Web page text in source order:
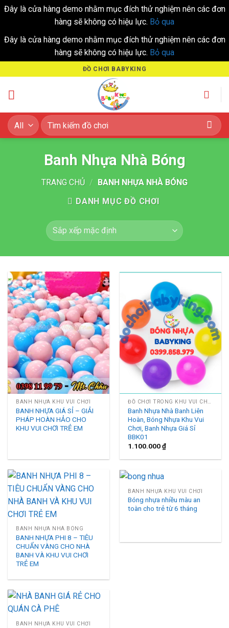
Đây là cửa hàng demo nhằm mục đích thử nghiệm nên các đơn
hàng sẽ không có hiệu lực. Bỏ qua
Đây là cửa hàng demo nhằm mục đích thử nghiệm nên các đơn
hàng sẽ không có hiệu lực. Bỏ qua
to
content
ĐỒ CHƠI BABYKING
Tìm
kiếm:
Banh Nhựa Nhà Bóng
TRANG CHỦ / BANH NHỰA NHÀ BÓNG
DANH MỤC ĐỒ CHƠI
BANH NHỰA KHU VUI CHƠI
BANH NHỰA GIÁ SỈ – GIẢI
PHÁP HOÀN HẢO CHO
KHU VUI CHƠI TRẺ EM
Banh Nhựa Nhà Banh Liên
Hoàn, Bóng Nhựa Khu Vui
Chơi, Banh Nhựa Giá Sỉ
BBK01
1.100.000₫
BANH NHỰA NHÀ BÓNG
BANH NHỰA PHI 8 – TIÊU
CHUẨN VÀNG CHO NHÀ
BANH VÀ KHU VUI CHƠI
TRẺ EM
BANH NHỰA KHU VUI CHƠI
Bóng nhựa nhiều màu an
toàn cho trẻ từ 6 tháng
BANH NHỰA KHU VUI CHƠI